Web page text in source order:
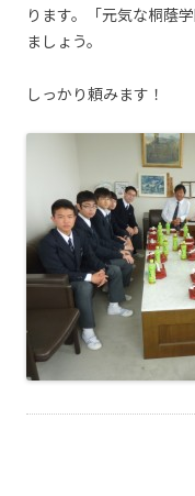
ります。「元気な桐蔭
ましょう。
しっかり頼みます！